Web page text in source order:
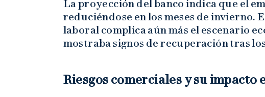
La proyección del banco indica que el
reduciéndose en los meses de invierno.
laboral complica aún más el escenario
mostraba signos de recuperación tras
Riesgos comerciales y su impacto